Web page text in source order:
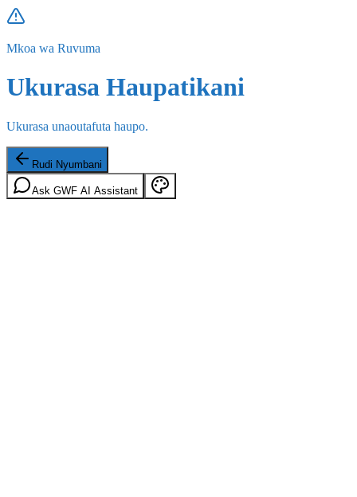
Mkoa wa Ruvuma
Ukurasa Haupatikani
Ukurasa unaoutafuta haupo.
Rudi Nyumbani
Ask GWF AI Assistant